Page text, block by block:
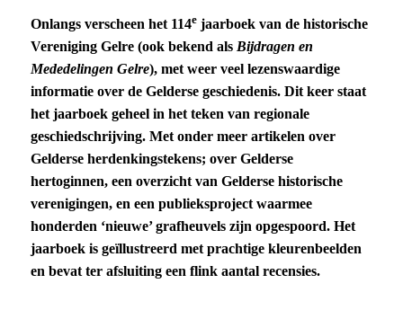
Onlangs verscheen het 114e jaarboek van de historische
Vereniging Gelre (ook bekend als Bijdragen en
Mededelingen Gelre), met weer veel lezenswaardige
informatie over de Gelderse geschiedenis. Dit keer staat
het jaarboek geheel in het teken van regionale
geschiedschrijving. Met onder meer artikelen over
Gelderse herdenkingstekens; over Gelderse
hertoginnen, een overzicht van Gelderse historische
verenigingen, en een publieksproject waarmee
honderden ‘nieuwe’ grafheuvels zijn opgespoord. Het
jaarboek is geïllustreerd met prachtige kleurenbeelden
en bevat ter afsluiting een flink aantal recensies.